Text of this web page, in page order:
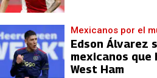
Mexicanos por el
Edson Álvarez
mexicanos que
West Ham